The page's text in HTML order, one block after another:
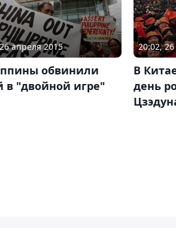
апреля 2015
обвинили
в "двойной игре"
20:02,
В
день